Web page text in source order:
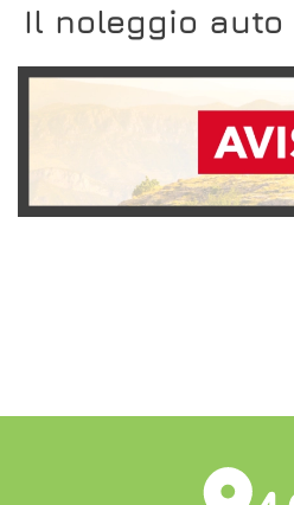
Il noleggio
SCOPRI